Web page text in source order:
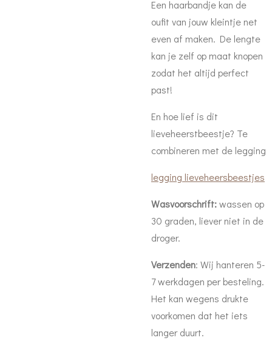
Een haarbandje kan de
oufit van jouw kleintje net
even af maken. De lengte
kan je zelf op maat knopen
zodat het altijd perfect
past!
En hoe lief is dit
lieveheerstbeestje? Te
combineren met de legging
legging lieveheersbeestjes
Wasvoorschrift:wassen op
30 graden, liever niet in de
droger.
Verzenden: Wij hanteren 5-
7 werkdagen per besteling.
Het kan wegens drukte
voorkomen dat het iets
langer duurt.